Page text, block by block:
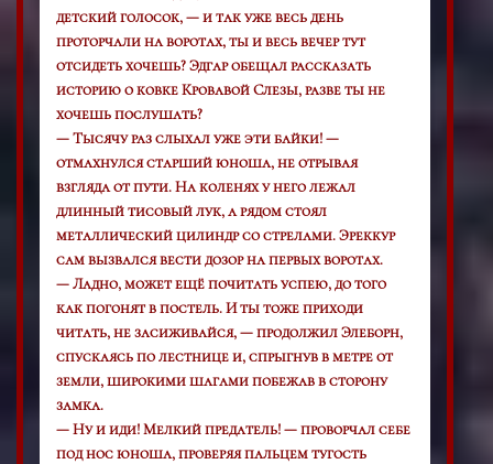
детский голосок, — и так уже весь день
проторчали на воротах, ты и весь вечер тут
отсидеть хочешь? Эдгар обещал рассказать
историю о ковке Кровавой Слезы, разве ты не
хочешь послушать?
— Тысячу раз слыхал уже эти байки! —
отмахнулся старший юноша, не отрывая
взгляда от пути. На коленях у него лежал
длинный тисовый лук, а рядом стоял
металлический цилиндр со стрелами. Эреккур
сам вызвался вести дозор на первых воротах.
— Ладно, может ещё почитать успею, до того
как погонят в постель. И ты тоже приходи
читать, не засиживайся, — продолжил Элеборн,
спускаясь по лестнице и, спрыгнув в метре от
земли, широкими шагами побежав в сторону
замка.
— Ну и иди! Мелкий предатель! — проворчал себе
под нос юноша, проверяя пальцем тугость